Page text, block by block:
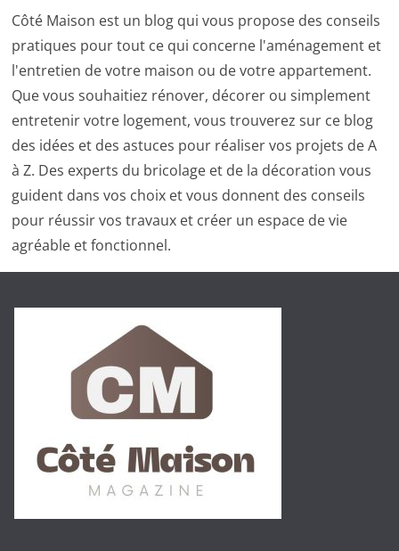
Côté Maison est un blog qui vous propose des conseils
pratiques pour tout ce qui concerne l'aménagement et
l'entretien de votre maison ou de votre appartement.
Que vous souhaitiez rénover, décorer ou simplement
entretenir votre logement, vous trouverez sur ce blog
des idées et des astuces pour réaliser vos projets de A
à Z. Des experts du bricolage et de la décoration vous
guident dans vos choix et vous donnent des conseils
pour réussir vos travaux et créer un espace de vie
agréable et fonctionnel.